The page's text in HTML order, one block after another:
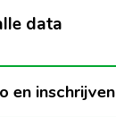
data
en inschrijven